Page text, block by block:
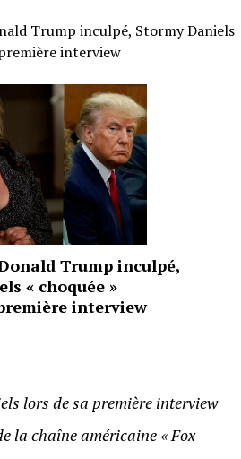
Trump inculpé, Stormy Daniels
interview
Trump inculpé,
« choquée »
interview
lors de sa première interview
la chaîne américaine « Fox